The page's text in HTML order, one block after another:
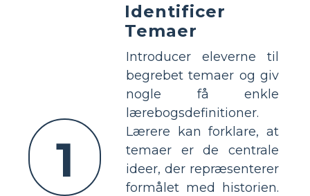
1
Identificer
Temaer
Introducer eleverne til
begrebet temaer og giv
nogle få enkle
lærebogsdefinitioner.
Lærere kan forklare, at
temaer er de centrale
ideer, der repræsenterer
formålet med historien.